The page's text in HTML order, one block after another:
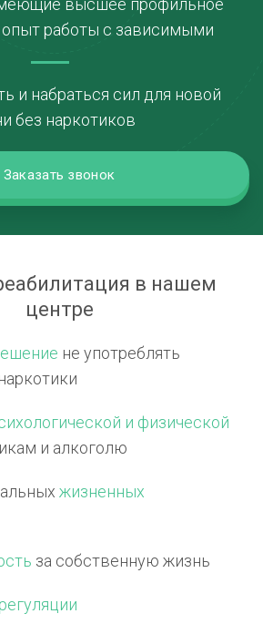
опыт работы с зависимыми
и набраться сил для новой
без наркотиков
Заказать звонок
в нашем
центре
не употреблять
и физической
и алкоголю
жизненных
за собственную жизнь